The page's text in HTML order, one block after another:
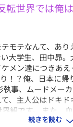
転世界では俺
モテなんて、あ
大学生、田中昴
メン達につきあ
！？俺、日本に
事、ムードメー
、主人公はドキ
観です。 また、
方はそっとブラウ
続きを読む